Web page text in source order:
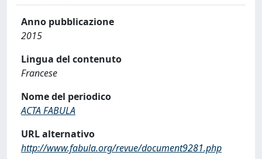
Anno pubblicazione
2015
Lingua del contenuto
Francese
Nome del periodico
ACTA FABULA
URL alternativo
http://www.fabula.org/revue/document9281.php